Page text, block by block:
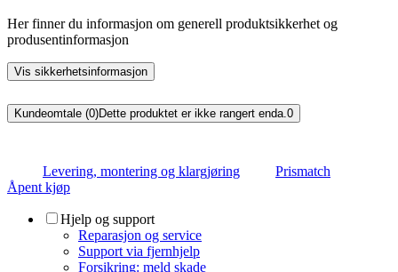
Her finner du informasjon om generell produktsikkerhet og
produsentinformasjon
Vis sikkerhetsinformasjon
Kundeomtale (0)Dette produktet er ikke rangert enda.0
Levering, montering og klargjøring
Prismatch
Åpent kjøp
Hjelp og support
Reparasjon og service
Support via fjernhjelp
Forsikring: meld skade